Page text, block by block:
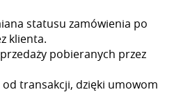
statusu zamówienia po
klienta.
pobieranych przez
transakcji, dzięki umowom